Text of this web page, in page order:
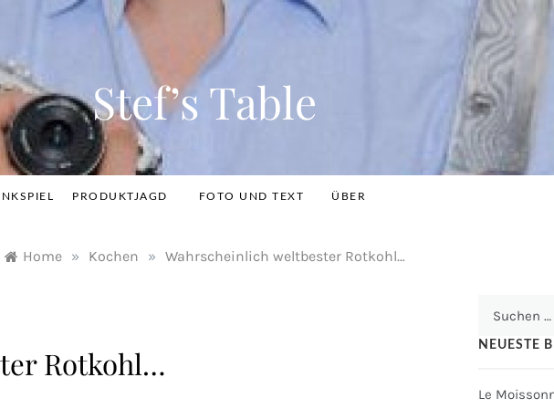
Stef’s Table
PRODUKTJAGD FOTO UND TEXT ÜBER
Home » Kochen » Wahrscheinlich weltbester Rotkohl…
Rotkohl… NEUESTE
Le